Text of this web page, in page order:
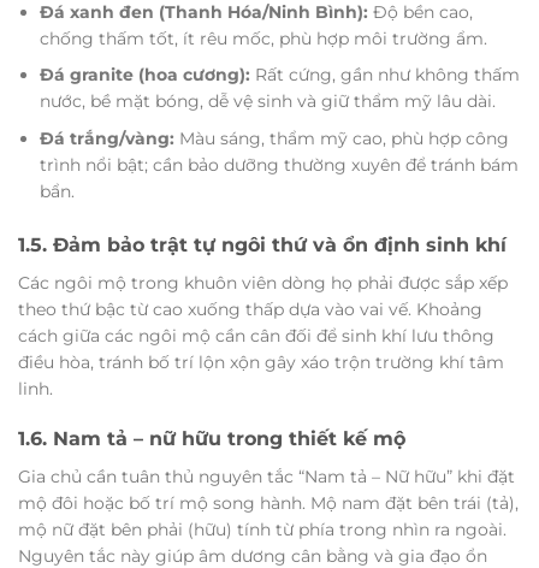
Đá xanh đen (Thanh Hóa/Ninh Bình): Độ bền cao,
chống thấm tốt, ít rêu mốc, phù hợp môi trường ẩm.
Đá granite (hoa cương): Rất cứng, gần như không thấm
nước, bề mặt bóng, dễ vệ sinh và giữ thẩm mỹ lâu dài.
Đá trắng/vàng: Màu sáng, thẩm mỹ cao, phù hợp công
trình nổi bật; cần bảo dưỡng thường xuyên để tránh bám
bẩn.
1.5. Đảm bảo trật tự ngôi thứ và ổn định sinh khí
Các ngôi mộ trong khuôn viên dòng họ phải được sắp xếp
theo thứ bậc từ cao xuống thấp dựa vào vai vế. Khoảng
cách giữa các ngôi mộ cần cân đối để sinh khí lưu thông
điều hòa, tránh bố trí lộn xộn gây xáo trộn trường khí tâm
linh.
1.6. Nam tả – nữ hữu trong thiết kế mộ
Gia chủ cần tuân thủ nguyên tắc “Nam tả – Nữ hữu” khi đặt
mộ đôi hoặc bố trí mộ song hành. Mộ nam đặt bên trái (tả),
mộ nữ đặt bên phải (hữu) tính từ phía trong nhìn ra ngoài.
Nguyên tắc này giúp âm dương cân bằng và gia đạo ổn